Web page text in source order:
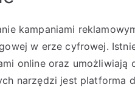
kampaniami
w erze cyfrowej.
online oraz
narzędzi jest platforma